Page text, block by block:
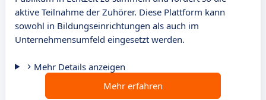
aktive Teilnahme der Zuhörer. Diese Plattform kann
sowohl in Bildungseinrichtungen als auch im
Unternehmensumfeld eingesetzt werden.
Mehr Details anzeigen
Mehr erfahren